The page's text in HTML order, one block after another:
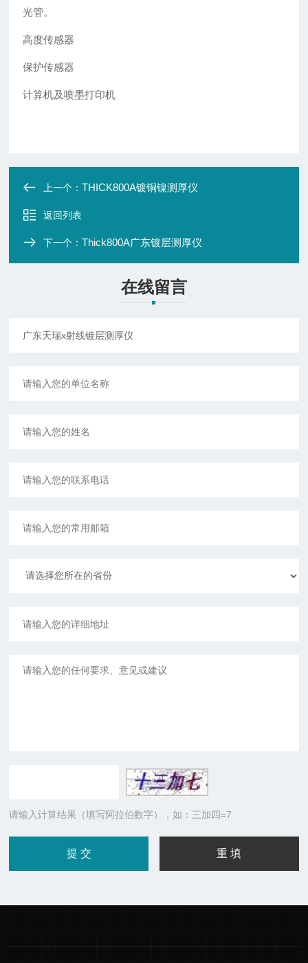
光管。
高度传感器
保护传感器
计算机及喷墨打印机
上一个：THICK800A镀铜镍测厚仪
返回列表
下一个：Thick800A广东镀层测厚仪
在线留言
请输入计算结果（填写阿拉伯数字），如：三加四=7